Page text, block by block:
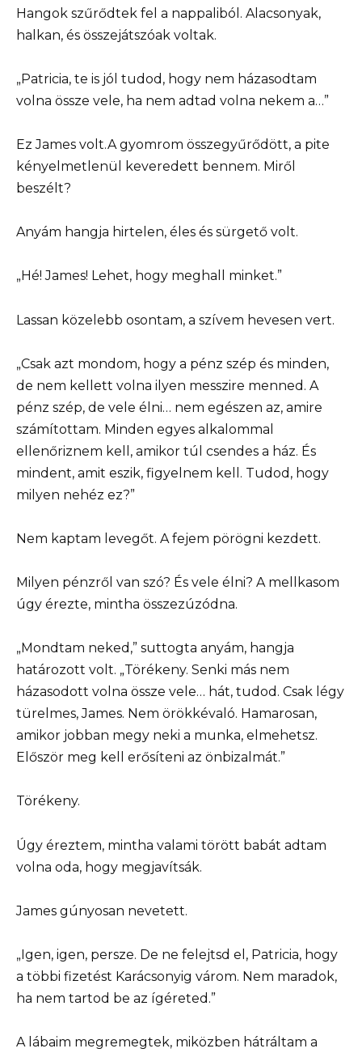
Hangok szűrődtek fel a nappaliból. Alacsonyak,
halkan, és összejátszóak voltak.
„Patricia, te is jól tudod, hogy nem házasodtam
volna össze vele, ha nem adtad volna nekem a…”
Ez James volt.A gyomrom összegyűrődött, a pite
kényelmetlenül keveredett bennem. Miről
beszélt?
Anyám hangja hirtelen, éles és sürgető volt.
„Hé! James! Lehet, hogy meghall minket.”
Lassan közelebb osontam, a szívem hevesen vert.
„Csak azt mondom, hogy a pénz szép és minden,
de nem kellett volna ilyen messzire menned. A
pénz szép, de vele élni… nem egészen az, amire
számítottam. Minden egyes alkalommal
ellenőriznem kell, amikor túl csendes a ház. És
mindent, amit eszik, figyelnem kell. Tudod, hogy
milyen nehéz ez?”
Nem kaptam levegőt. A fejem pörögni kezdett.
Milyen pénzről van szó? És vele élni? A mellkasom
úgy érezte, mintha összezúzódna.
„Mondtam neked,” suttogta anyám, hangja
határozott volt. „Törékeny. Senki más nem
házasodott volna össze vele… hát, tudod. Csak légy
türelmes, James. Nem örökkévaló. Hamarosan,
amikor jobban megy neki a munka, elmehetsz.
Először meg kell erősíteni az önbizalmát.”
Törékeny.
Úgy éreztem, mintha valami törött babát adtam
volna oda, hogy megjavítsák.
James gúnyosan nevetett.
„Igen, igen, persze. De ne felejtsd el, Patricia, hogy
a többi fizetést Karácsonyig várom. Nem maradok,
ha nem tartod be az ígéreted.”
A lábaim megremegtek, miközben hátráltam a